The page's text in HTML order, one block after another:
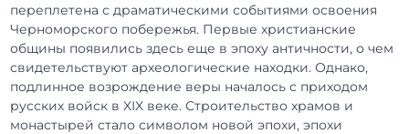
переплетена с драматическими событиями освоения
Черноморского побережья. Первые христианские
общины появились здесь еще в эпоху античности, о чем
свидетельствуют археологические находки. Однако,
подлинное возрождение веры началось с приходом
русских войск в XIX веке. Строительство храмов и
монастырей стало символом новой эпохи, эпохи